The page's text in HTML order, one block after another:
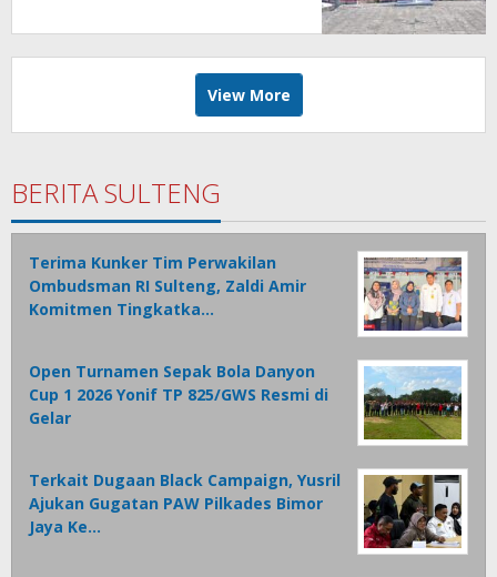
View More
BERITA SULTENG
Terima Kunker Tim Perwakilan
Ombudsman RI Sulteng, Zaldi Amir
Komitmen Tingkatka…
Open Turnamen Sepak Bola Danyon
Cup 1 2026 Yonif TP 825/GWS Resmi di
Gelar
Terkait Dugaan Black Campaign, Yusril
Ajukan Gugatan PAW Pilkades Bimor
Jaya Ke…